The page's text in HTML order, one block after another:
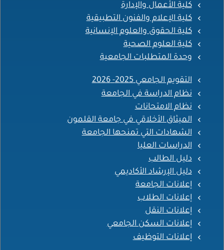
كلية الأعمال والإدارة
كلية الإعلام والفنون التطبيقية
كلية الحقوق والعلوم الإنسانية
كلية العلوم الصحية
وحدة المتطلبات الجامعية
التقويم الجامعي 2025- 2026
نظام الدراسة في الجامعة
نظام الامتحانات
الميثاق الأخلاقي في جامعة القلمون
الشهادات التي تمنحها الجامعة
الدراسات العليا
دليل الطالب
دليل الإرشاد الأكاديمي
إعلانات الجامعة
إعلانات الطلاب
إعلانات النقل
إعلانات السكن الجامعي
إعلانات التوظيف